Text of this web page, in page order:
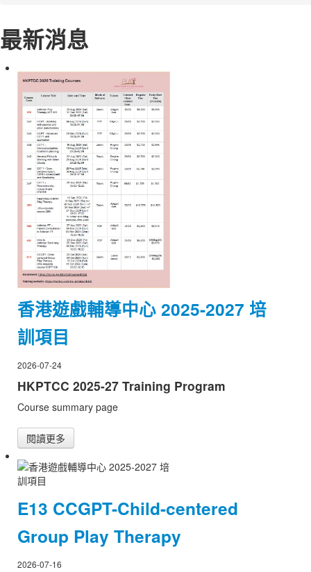
最新消息
香港遊戲輔導中心 2025-2027 培
訓項目
2026-07-24
HKPTCC 2025-27 Training Program
Course summary page
閱讀更多
E13 CCGPT-Child-centered
Group Play Therapy
2026-07-16